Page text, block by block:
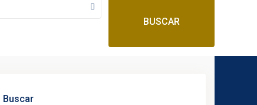
BUSCAR
Buscar